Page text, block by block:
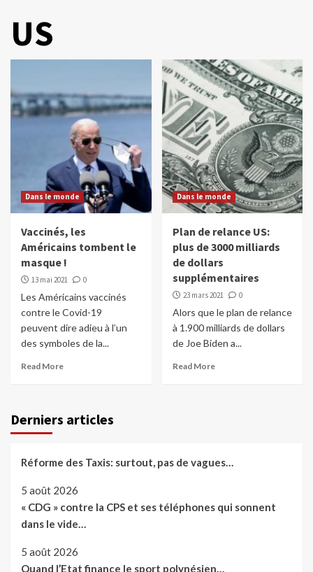
US
Dans le monde
Vaccinés, les
Américains tombent le
masque !
13 mai 2021 0
Les Américains vaccinés
contre le Covid-19
peuvent dire adieu à l’un
des symboles de la...
Read More
Dans le monde
Plan de relance US:
plus de 3000 milliards
de dollars
supplémentaires
23 mars 2021 0
Alors que le plan de relance
à 1.900 milliards de dollars
de Joe Biden a...
Read More
Derniers articles
Réforme des Taxis: surtout, pas de vagues…
5 août 2026
« CDG » contre la CPS et ses téléphones qui sonnent
dans le vide…
5 août 2026
Quand l’Etat finance le sport polynésien…